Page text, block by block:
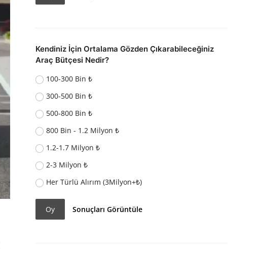
Kendiniz İçin Ortalama Gözden Çıkarabileceğiniz
Araç Bütçesi Nedir?
100-300 Bin ₺
300-500 Bin ₺
500-800 Bin ₺
800 Bin - 1.2 Milyon ₺
1.2-1.7 Milyon ₺
2-3 Milyon ₺
Her Türlü Alırım (3Milyon+₺)
Oy Sonuçları Görüntüle